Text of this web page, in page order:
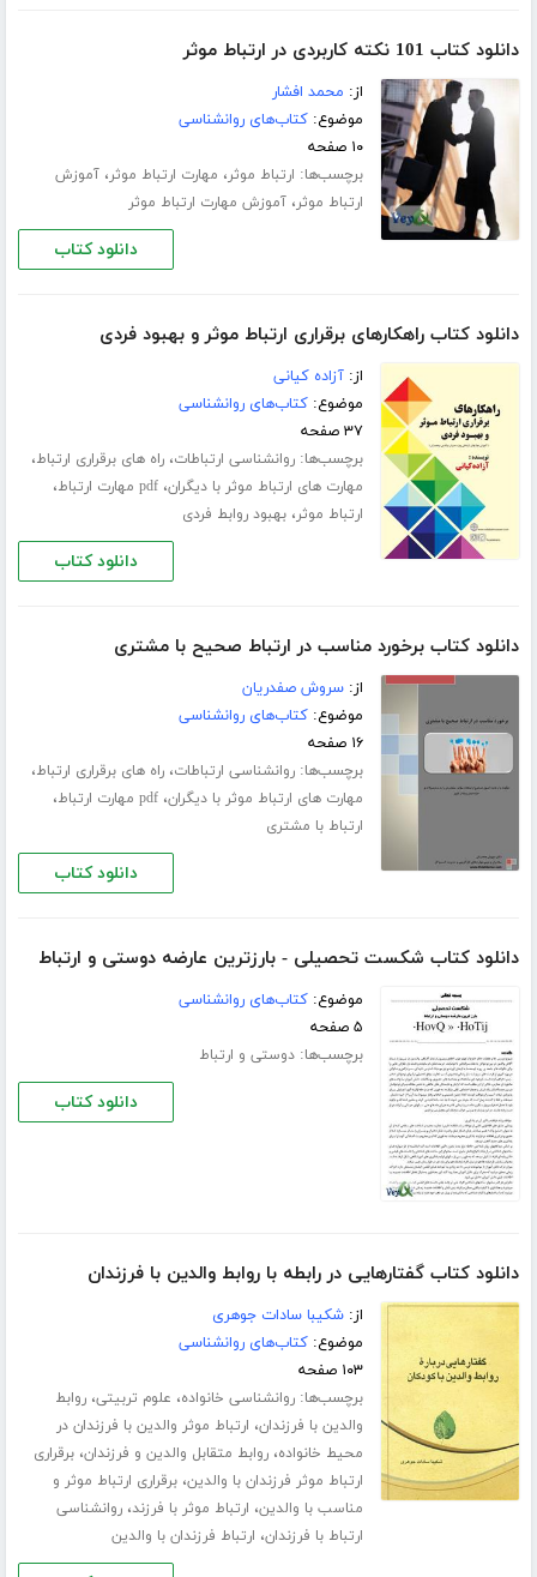
دانلود کتاب 101 نکته کاربردی در ارتباط موثر
از: محمد افشار
موضوع:کتاب‌های روانشناسی
۱۰ صفحه
برچسب‌ها: ارتباط موثر، مهارت ارتباط موثر،آموزش
ارتباط موثر،آموزش مهارت ارتباط موثر
دانلود کتاب
دانلود کتاب راهکارهای برقراری ارتباط موثر و بهبود فردی
از:آزاده کیانی
موضوع:کتاب‌های روانشناسی
۳۷ صفحه
برچسب‌ها:روانشناسی ارتباطات،راه های برقراری ارتباط،
مهارت های ارتباط موثر با دیگران،pdf مهارت ارتباط ،
ارتباط موثر،بهبود روابط فردی
دانلود کتاب
دانلود کتاب برخورد مناسب در ارتباط صحیح با مشتری
از:سروش صفدریان
موضوع:کتاب‌های روانشناسی
۱۶ صفحه
برچسب‌ها:روانشناسی ارتباطات،راه های برقراری ارتباط،
مهارت های ارتباط موثر با دیگران،pdf مهارت ارتباط ،
ارتباط با مشتری
دانلود کتاب
دانلود کتاب شکست تحصیلی - بارزترین عارضه دوستی و ارتباط
موضوع:کتاب‌های روانشناسی
۵ صفحه
برچسب‌ها:دوستی و ارتباط
دانلود کتاب
دانلود کتاب گفتارهایی در رابطه با روابط والدین با فرزندان
از:شکیبا سادات جوهری
موضوع:کتاب‌های روانشناسی
۱۰۳ صفحه
برچسب‌ها:روانشناسی خانواده، علوم تربیتی،روابط
والدین با فرزندان، ارتباط موثر والدین با فرزندان در
محیط خانواده،روابط متقابل والدین و فرزندان،برقراری
ارتباط موثر فرزندان با والدین،برقراری ارتباط موثر و
مناسب با والدین، ارتباط موثر با فرزند،روانشناسی
ارتباط با فرزندان، ارتباط فرزندان با والدین